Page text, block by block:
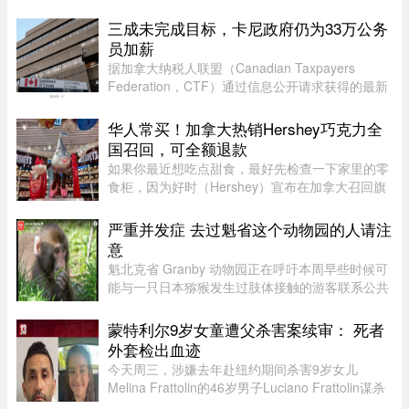
国人都觉得脸上有光，与有荣焉。尤其是王虹，作
为一个女性，她硬生生啃下 ...
三成未完成目标，卡尼政府仍为33万公务
员加薪
据加拿大纳税人联盟（Canadian Taxpayers
Federation，CTF）通过信息公开请求获得的最新
薪。数据显示，2025 年有 78% 的联邦雇员获得了
薪资提升，而工资下降者还不到万分 ...
华人常买！加拿大热销Hershey巧克力全
国召回，可全额退款
如果你最近想吃点甜食，最好先检查一下家里的零
食柜，因为好时（Hershey）宣布在加拿大召回旗
Shutterstock.com8月1日，好时加拿大（Hershey
Canada）发布公告称，公司正在 ...
严重并发症 去过魁省这个动物园的人请注
意
魁北克省 Granby 动物园正在呼吁本周早些时候可
能与一只日本猕猴发生过肢体接触的游客联系公共
伤。猕猴可能会携带 B 型疱疹病毒（Herpes B
virus）。这种病毒在人体内极 ...
蒙特利尔9岁女童遭父杀害案续审： 死者
外套检出血迹
今天周三，涉嫌去年赴纽约期间杀害9岁女儿
Melina Frattolin的46岁男子Luciano Frattolin谋杀